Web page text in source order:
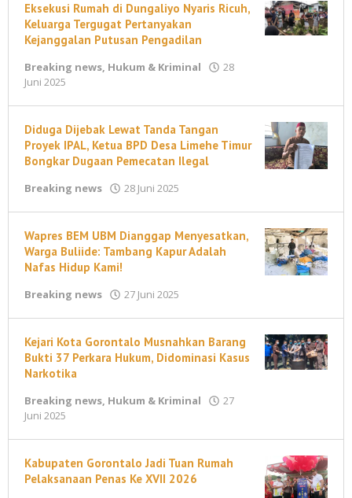
Eksekusi Rumah di Dungaliyo Nyaris Ricuh,
Keluarga Tergugat Pertanyakan
Kejanggalan Putusan Pengadilan
Breaking news, Hukum & Kriminal
28
Juni 2025
Diduga Dijebak Lewat Tanda Tangan
Proyek IPAL, Ketua BPD Desa Limehe Timur
Bongkar Dugaan Pemecatan Ilegal
Breaking news 28 Juni 2025
B
Wapres BEM UBM Dianggap Menyesatkan,
Warga Buliide: Tambang Kapur Adalah
Nafas Hidup Kami!
Breaking news 27 Juni 2025
B
Kejari Kota Gorontalo Musnahkan Barang
Bukti 37 Perkara Hukum, Didominasi Kasus
Narkotika
Breaking news, Hukum & Kriminal
27
Juni 2025
Kabupaten Gorontalo Jadi Tuan Rumah
Pelaksanaan Penas Ke XVII 2026